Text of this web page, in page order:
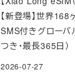
【新登場】世界168
SMS付きグローバ
つき・最長365日）
2026-07-27